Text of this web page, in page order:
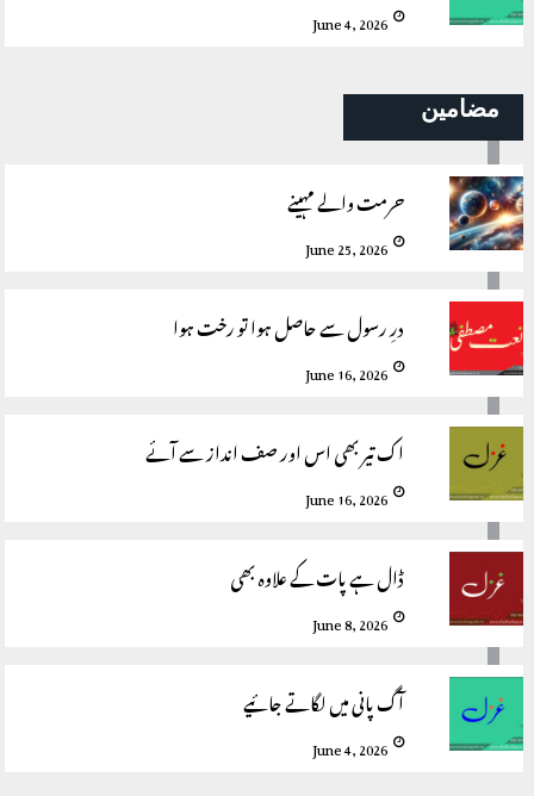
June 4, 2026
مضامین
حرمت والے مہینے
June 25, 2026
درِ رسول سے حاصل ہوا تو رخت ہوا
June 16, 2026
اک تیر بھی اس اور صف انداز سے آئے
June 16, 2026
ڈال ہے پات کے علاوہ بھی
June 8, 2026
آگ پانی میں لگاتے جائیے
June 4, 2026